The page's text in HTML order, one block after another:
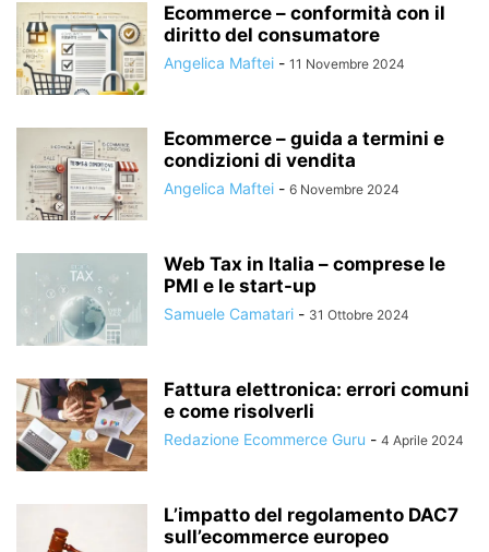
Ecommerce – conformità con il
diritto del consumatore
Angelica Maftei - 11 Novembre 2024
Ecommerce – guida a termini e
condizioni di vendita
Angelica Maftei - 6 Novembre 2024
Web Tax in Italia – comprese le
PMI e le start-up
Samuele Camatari - 31 Ottobre 2024
Fattura elettronica: errori comuni
e come risolverli
Redazione Ecommerce Guru - 4 Aprile 2024
L’impatto del regolamento DAC7
sull’ecommerce europeo